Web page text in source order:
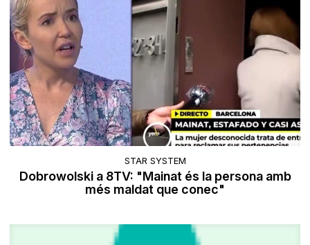
STAR SYSTEM
Dobrowolski a 8TV: "Mainat és la persona amb
més maldat que conec"